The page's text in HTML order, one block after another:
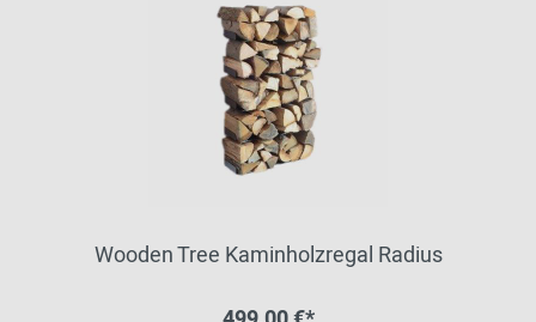
Wooden Tree Kaminholzregal Radius